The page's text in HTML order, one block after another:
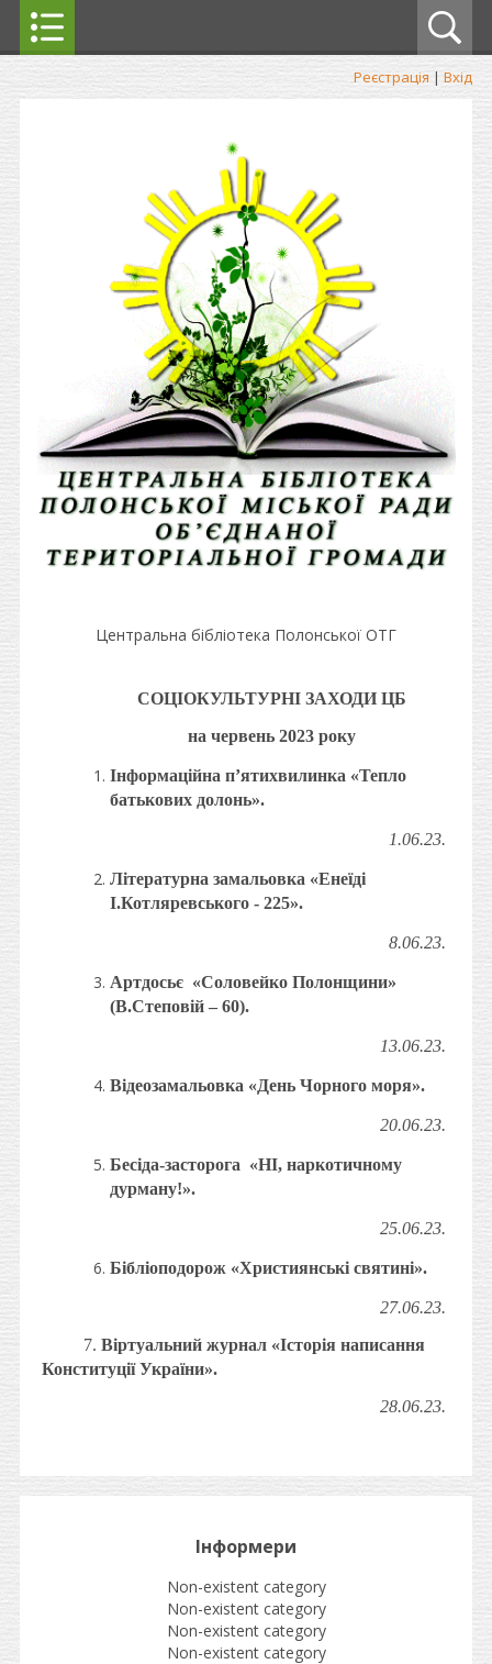
Реєстрація | Вхід
Центральна бібліотека Полонської ОТГ
СОЦІОКУЛЬТУРНІ ЗАХОДИ ЦБ
на червень 2023 року
Інформаційна п’ятихвилинка «Тепло
батькових долонь».
1.06.23.
Літературна замальовка «Енеїді
І.Котляревського - 225».
8.06.23.
Артдосьє «Соловейко Полонщини»
(В.Степовій – 60).
13.06.23.
Відеозамальовка «День Чорного моря».
20.06.23.
Бесіда-засторога «НІ, наркотичному
дурману!».
25.06.23.
Бібліоподорож «Християнські святині».
27.06.23.
7. Віртуальний журнал «Історія написання
Конституції України».
28.06.23.
Інформери
Non-existent category
Non-existent category
Non-existent category
Non-existent category